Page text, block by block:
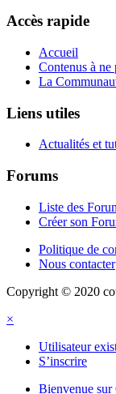
Accès rapide
Accueil
Contenus à ne
La
Liens utiles
Actualités et
Forums
Liste des
Créer son
Politique de
Nous contacter
Copyright © 2020
×
Utilisateur
S’inscrire
Bienvenue sur